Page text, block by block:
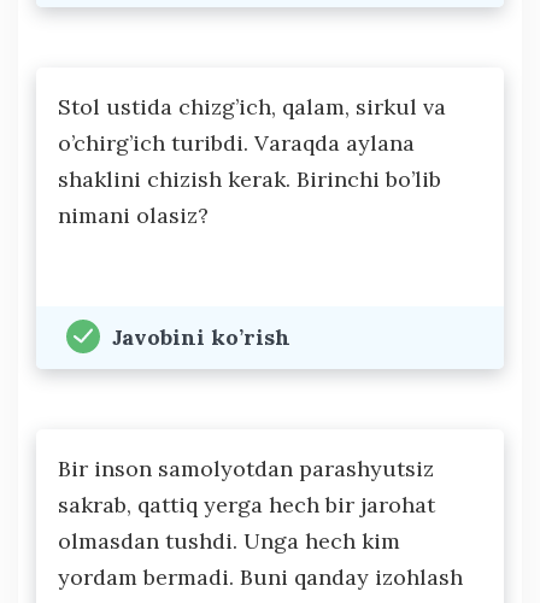
Stol ustida chizg’ich, qalam, sirkul va
o’chirg’ich turibdi. Varaqda aylana
shaklini chizish kerak. Birinchi bo’lib
nimani olasiz?
Javobini ko’rish
Bir inson samolyotdan parashyutsiz
sakrab, qattiq yerga hech bir jarohat
olmasdan tushdi. Unga hech kim
yordam bermadi. Buni qanday izohlash